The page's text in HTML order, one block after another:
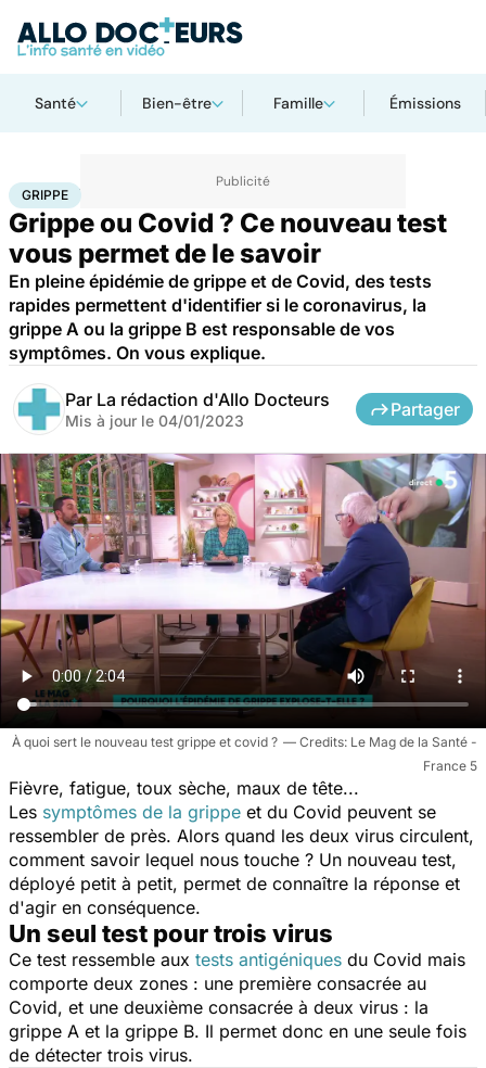
Santé Bien-être Famille Émissions
AccueilSanté Maladies infectieuses
GRIPPE
Grippe ou Covid ? Ce nouveau test
vous permet de le savoir
En pleine épidémie de grippe et de Covid, des tests
rapides permettent d'identifier si le coronavirus, la
grippe A ou la grippe B est responsable de vos
symptômes. On vous explique.
Par La rédaction d'Allo Docteurs
Mis à jour le 04/01/2023
Partager
À quoi sert le nouveau test grippe et covid ?
Le Mag de la Santé -
France 5
Fièvre, fatigue, toux sèche, maux de tête...
Les symptômes de la grippe et du Covid peuvent se
ressembler de près. Alors quand les deux virus circulent,
comment savoir lequel nous touche ? Un nouveau test,
déployé petit à petit, permet de connaître la réponse et
d'agir en conséquence.
Un seul test pour trois virus
Ce test ressemble aux tests antigéniques du Covid mais
comporte deux zones : une première consacrée au
Covid, et une deuxième consacrée à deux virus : la
grippe A et la grippe B. Il permet donc en une seule fois
de détecter trois virus.